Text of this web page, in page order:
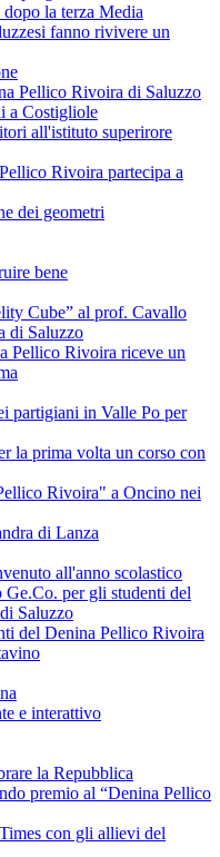
la terza Media
fanno rivivere un
Pellico Rivoira di Saluzzo
a Costigliole
all'istituto superirore
Rivoira partecipa a
dei geometri
bene
Cube” al prof. Cavallo
di Saluzzo
Pellico Rivoira riceve un
partigiani in Valle Po per
la prima volta un corso con
Rivoira" a Oncino nei
di Lanza
all'anno scolastico
Ge.Co. per gli studenti del
Saluzzo
del Denina Pellico Rivoira
e interattivo
la Repubblica
premio al “Denina Pellico
con gli allievi del